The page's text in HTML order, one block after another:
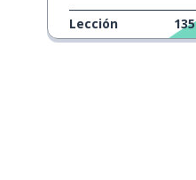
Lección 135